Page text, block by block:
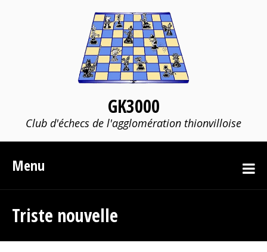
GK3000
Club d'échecs de l'agglomération thionvilloise
Menu
Triste nouvelle